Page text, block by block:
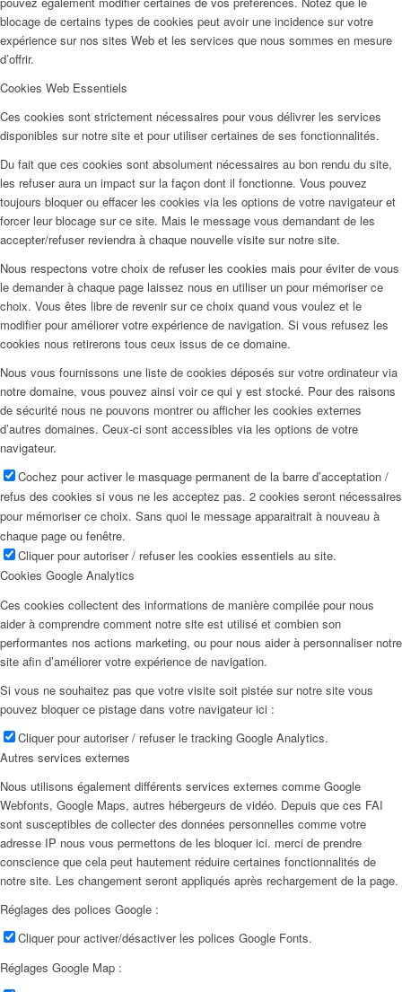
blocage de certains types de cookies peut avoir une incidence sur votre
expérience sur nos sites Web et les services que nous sommes en mesure
d’offrir.
Cookies Web Essentiels
Ces cookies sont strictement nécessaires pour vous délivrer les services
disponibles sur notre site et pour utiliser certaines de ses fonctionnalités.
Du fait que ces cookies sont absolument nécessaires au bon rendu du site,
les refuser aura un impact sur la façon dont il fonctionne. Vous pouvez
toujours bloquer ou effacer les cookies via les options de votre navigateur et
forcer leur blocage sur ce site. Mais le message vous demandant de les
accepter/refuser reviendra à chaque nouvelle visite sur notre site.
Nous respectons votre choix de refuser les cookies mais pour éviter de vous
le demander à chaque page laissez nous en utiliser un pour mémoriser ce
choix. Vous êtes libre de revenir sur ce choix quand vous voulez et le
modifier pour améliorer votre expérience de navigation. Si vous refusez les
cookies nous retirerons tous ceux issus de ce domaine.
Nous vous fournissons une liste de cookies déposés sur votre ordinateur via
notre domaine, vous pouvez ainsi voir ce qui y est stocké. Pour des raisons
de sécurité nous ne pouvons montrer ou afficher les cookies externes
d’autres domaines. Ceux-ci sont accessibles via les options de votre
navigateur.
Cochez pour activer le masquage permanent de la barre d’acceptation /
refus des cookies si vous ne les acceptez pas. 2 cookies seront nécessaires
pour mémoriser ce choix. Sans quoi le message apparaitrait à nouveau à
chaque page ou fenêtre.
Cliquer pour autoriser / refuser les cookies essentiels au site.
Cookies Google Analytics
Ces cookies collectent des informations de manière compilée pour nous
aider à comprendre comment notre site est utilisé et combien son
performantes nos actions marketing, ou pour nous aider à personnaliser notre
site afin d’améliorer votre expérience de navigation.
Si vous ne souhaitez pas que votre visite soit pistée sur notre site vous
pouvez bloquer ce pistage dans votre navigateur ici :
Cliquer pour autoriser / refuser le tracking Google Analytics.
Autres services externes
Nous utilisons également différents services externes comme Google
Webfonts, Google Maps, autres hébergeurs de vidéo. Depuis que ces FAI
sont susceptibles de collecter des données personnelles comme votre
adresse IP nous vous permettons de les bloquer ici. merci de prendre
conscience que cela peut hautement réduire certaines fonctionnalités de
notre site. Les changement seront appliqués après rechargement de la page.
Réglages des polices Google :
Cliquer pour activer/désactiver les polices Google Fonts.
Réglages Google Map :